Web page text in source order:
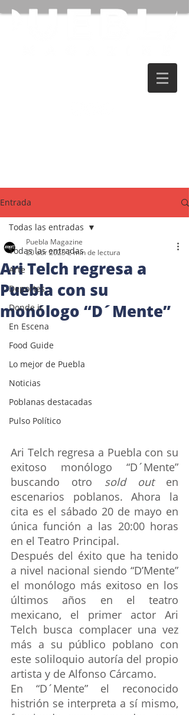
Entrada
Todas las entradas
Arte
Deportes
Donde ir
En Escena
Food Guide
Lo mejor de Puebla
Noticias
Poblanas destacadas
Pulso Político
Todas las entradas
Ari Telch regresa a
Puebla con su
monólogo “D´Mente”
Puebla Magazine
20 abr 20232 min de lectura
Ari Telch regresa a Puebla con su
exitoso monólogo “D´Mente”
buscando otro sold out en
escenarios poblanos. Ahora la
cita es el sábado 20 de mayo en
única función a las 20:00 horas
en el Teatro Principal.
Después del éxito que ha tenido
a nivel nacional siendo “D’Mente”
el monólogo más exitoso en los
últimos años en el teatro
mexicano, el primer actor Ari
Telch busca complacer una vez
más a su público poblano con
este soliloquio autoría del propio
artista y de Alfonso Cárcamo.
En “D´Mente” el reconocido
histrión se interpreta a sí mismo,